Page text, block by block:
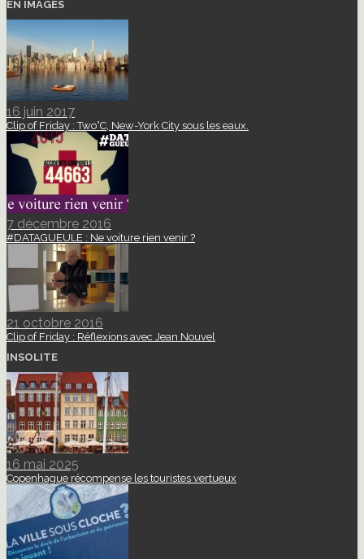
EN IMAGES
16 juin 2017
Clip of Friday : Two°C, New-York City sous les eaux.
7 décembre 2016
#DATAGUEULE : Ne voiture rien venir ?
21 octobre 2016
Clip of Friday : Réflexions avec Jean Nouvel
INSOLITE
16 mai 2025
Copenhague récompense les touristes vertueux